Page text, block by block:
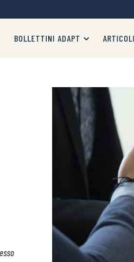
BOLLETTINI ADAPT ARTICOLI